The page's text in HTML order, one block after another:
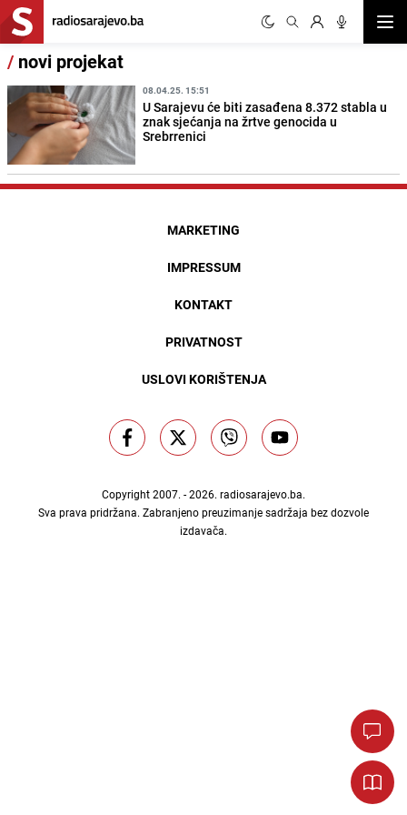
/ novi projekat
08.04.25. 15:51
U Sarajevu će biti zasađena 8.372 stabla u
znak sjećanja na žrtve genocida u
Srebrrenici
MARKETING
IMPRESSUM
KONTAKT
PRIVATNOST
USLOVI KORIŠTENJA
Copyright 2007. - 2026. radiosarajevo.ba.
Sva prava pridržana. Zabranjeno preuzimanje sadržaja bez dozvole
izdavača.